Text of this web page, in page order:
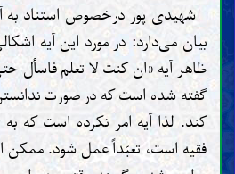
شهیدی پور درخصوص استناد به
بیان می‌دارد: در مورد این آیه
ظاهر آیه «ان کنت لا تعلم فاسأل
گفته شده است که در صورت
کند. لذا آیه امر نکرده است که
فقیه است، تعبّداً عمل شود. ممکن